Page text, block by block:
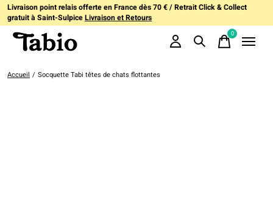
Livraison point relais offerte en France dès 70 € / Retrait Click & Collect
gratuit à Saint-SulpiceLivraison et Retours
0items
Accueil / Socquette Tabi têtes de chats flottantes